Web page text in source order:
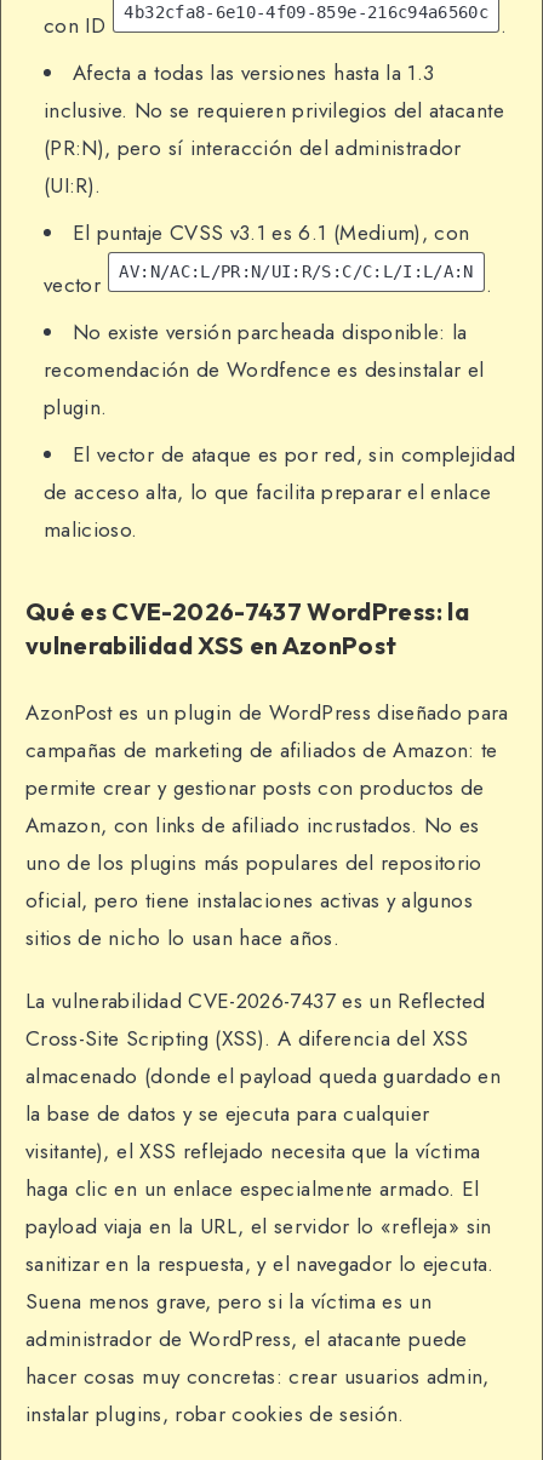
con ID
4b32cfa8-6e10-4f09-859e-216c94a6560c
.
Afecta a todas las versiones hasta la 1.3
inclusive. No se requieren privilegios del atacante
(PR:N), pero sí interacción del administrador
(UI:R).
El puntaje CVSS v3.1 es 6.1 (Medium), con
vector
AV:N/AC:L/PR:N/UI:R/S:C/C:L/I:L/A:N
.
No existe versión parcheada disponible: la
recomendación de Wordfence es desinstalar el
plugin.
El vector de ataque es por red, sin complejidad
de acceso alta, lo que facilita preparar el enlace
malicioso.
Qué es CVE-2026-7437 WordPress: la
vulnerabilidad XSS en AzonPost
AzonPost es un plugin de WordPress diseñado para
campañas de marketing de afiliados de Amazon: te
permite crear y gestionar posts con productos de
Amazon, con links de afiliado incrustados. No es
uno de los plugins más populares del repositorio
oficial, pero tiene instalaciones activas y algunos
sitios de nicho lo usan hace años.
La vulnerabilidad CVE-2026-7437 es un Reflected
Cross-Site Scripting (XSS). A diferencia del XSS
almacenado (donde el payload queda guardado en
la base de datos y se ejecuta para cualquier
visitante), el XSS reflejado necesita que la víctima
haga clic en un enlace especialmente armado. El
payload viaja en la URL, el servidor lo «refleja» sin
sanitizar en la respuesta, y el navegador lo ejecuta.
Suena menos grave, pero si la víctima es un
administrador de WordPress, el atacante puede
hacer cosas muy concretas: crear usuarios admin,
instalar plugins, robar cookies de sesión.